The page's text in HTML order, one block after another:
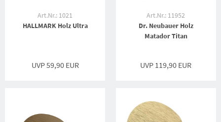
Art.Nr.: 1021
HALLMARK Holz Ultra
UVP 59,90 EUR
Art.Nr.: 11952
Dr. Neubauer Holz
Matador Titan
UVP 119,90 EUR